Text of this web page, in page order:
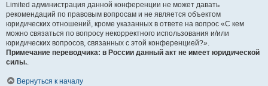
Limited администрация данной конференции не может давать
рекомендаций по правовым вопросам и не является объектом
юридических отношений, кроме указанных в ответе на вопрос «С кем
можно связаться по вопросу некорректного использования и/или
юридических вопросов, связанных с этой конференцией?».
Примечание переводчика: в России данный акт не имеет юридической
силы..
Вернуться к началу